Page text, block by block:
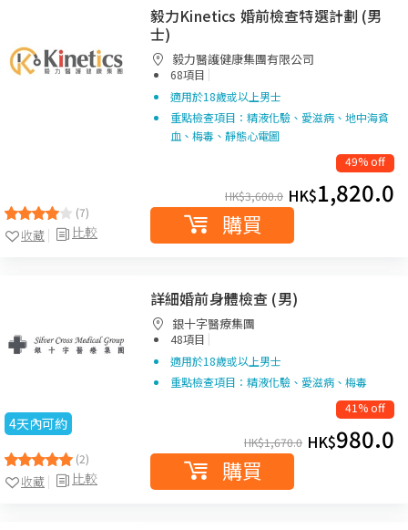
(7)
比較
收藏
毅力Kinetics 婚前檢查特選計劃 (男
士)
毅力醫護健康集團有限公司
68項目 |
適用於18歲或以上男士
重點檢查項目：精液化驗、愛滋病、地中海貧
血、梅毒、靜態心電圖
49% off
HK$3,600.0 HK$1,820.0
購買
4天內可約
(2)
比較
收藏
詳細婚前身體檢查 (男)
銀十字醫療集團
48項目 |
適用於18歲或以上男士
重點檢查項目：精液化驗、愛滋病、梅毒
41% off
HK$1,670.0 HK$980.0
購買